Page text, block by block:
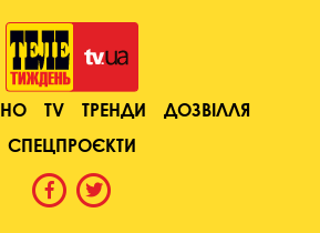
TV ТРЕНДИ
ДОЗВІЛЛЯ
СПЕЦПРОЄКТИ